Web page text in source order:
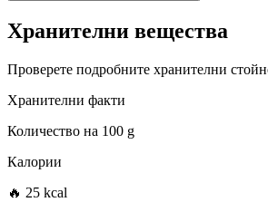
Хранителни вещества
Проверете подробните хранителни
Хранителни факти
Количество на 100 g
Калории
🔥 25 kcal